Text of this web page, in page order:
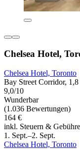
Chelsea Hotel,
Chelsea Hotel, Toronto
Bay Street Corridor,
9,0/10
Wunderbar
(1.036 Bewertungen)
164 €
inkl. Steuern &
1. Sept.–2. Sept.
Chelsea Hotel, Toronto